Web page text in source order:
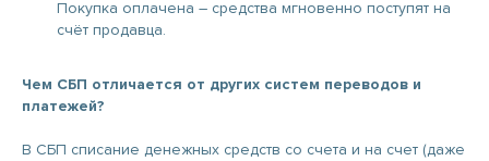
Покупка оплачена – средства мгновенно поступят на
счёт продавца.
Чем СБП отличается от других систем переводов и
платежей?
В СБП списание денежных средств со счета и на счет (даже